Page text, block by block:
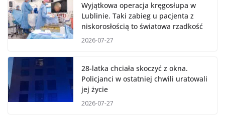
Wyjątkowa operacja kręgosłupa w
Lublinie. Taki zabieg u pacjenta z
niskorosłością to światowa rzadkość
2026-07-27
28-latka chciała skoczyć z okna.
Policjanci w ostatniej chwili uratowali
jej życie
2026-07-27